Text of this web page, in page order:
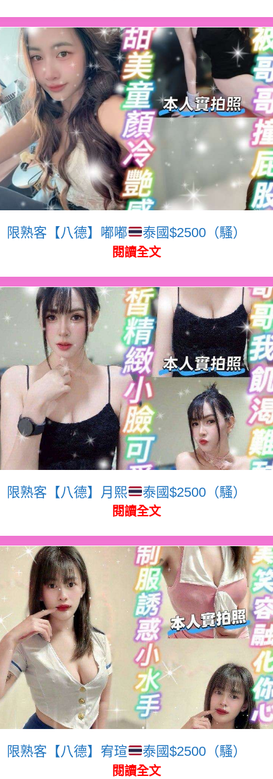
限熟客【八德】嘟嘟 泰國$2500（騷）
閱讀全文
限熟客【八德】月熙 泰國$2500（騷）
閱讀全文
限熟客【八德】宥瑄 泰國$2500（騷）
閱讀全文